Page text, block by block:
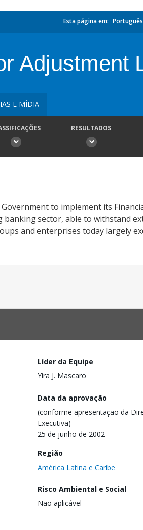
Esta página em: Português
Adjustment
E MÍDIA
RESULTADOS
to implement its
sector, able to withstand
and enterprises today largely
Líder da Equipe
Yira J. Mascaro
Data da aprovação
(conforme apresentação da
Executiva)
25 de junho de 2002
Região
América Latina e Caribe
Risco Ambiental e Social
Não aplicável